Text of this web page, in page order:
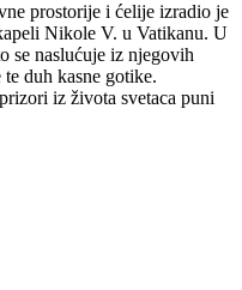
prostorije i ćelije izradio je
Nikole V. u Vatikanu. U
se naslućuje iz njegovih
duh kasne gotike.
iz života svetaca puni